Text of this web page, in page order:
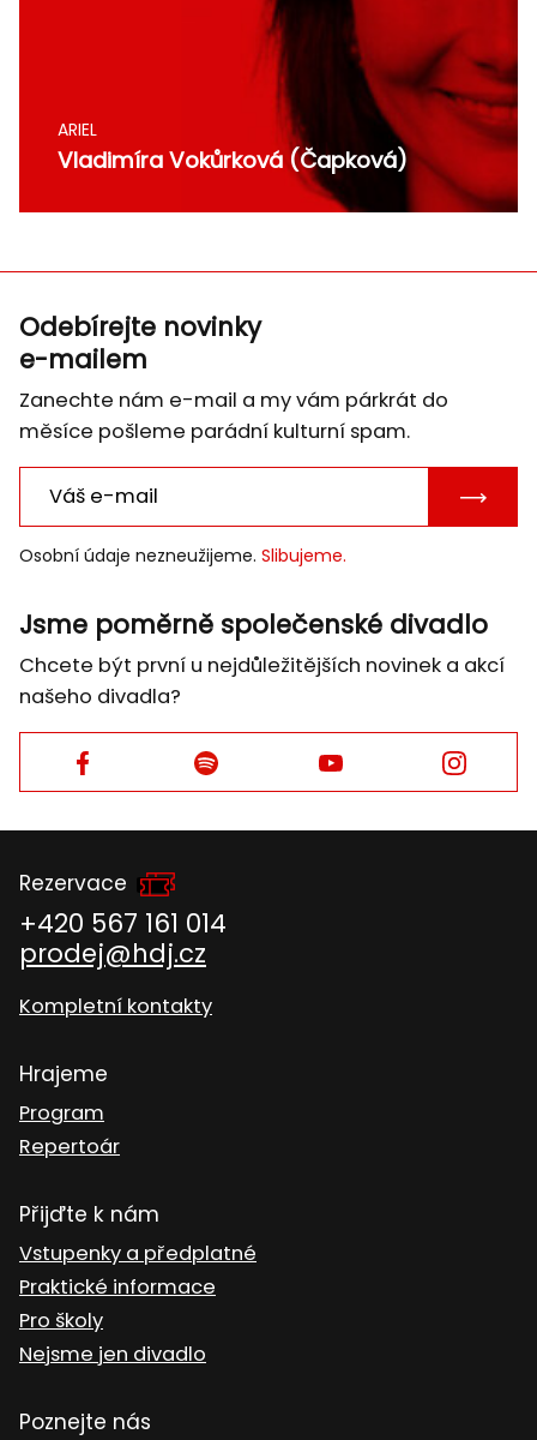
ARIEL
Vladimíra Vokůrková (Čapková)
Odebírejte novinky
e-mailem
Zanechte nám e-mail a my vám párkrát do
měsíce pošleme parádní kulturní spam.
E-
Osobní údaje nezneužijeme. Slibujeme.
Jsme poměrně společenské divadlo
Chcete být první u nejdůležitějších novinek a akcí
našeho divadla?
Facebook Facebook Facebook Facebook
Rezervace
+420 567 161 014
prodej@hdj.cz
Kompletní kontakty
Hrajeme
Program
Repertoár
Přijďte k nám
Vstupenky a předplatné
Praktické informace
Pro školy
Nejsme jen divadlo
Poznejte nás